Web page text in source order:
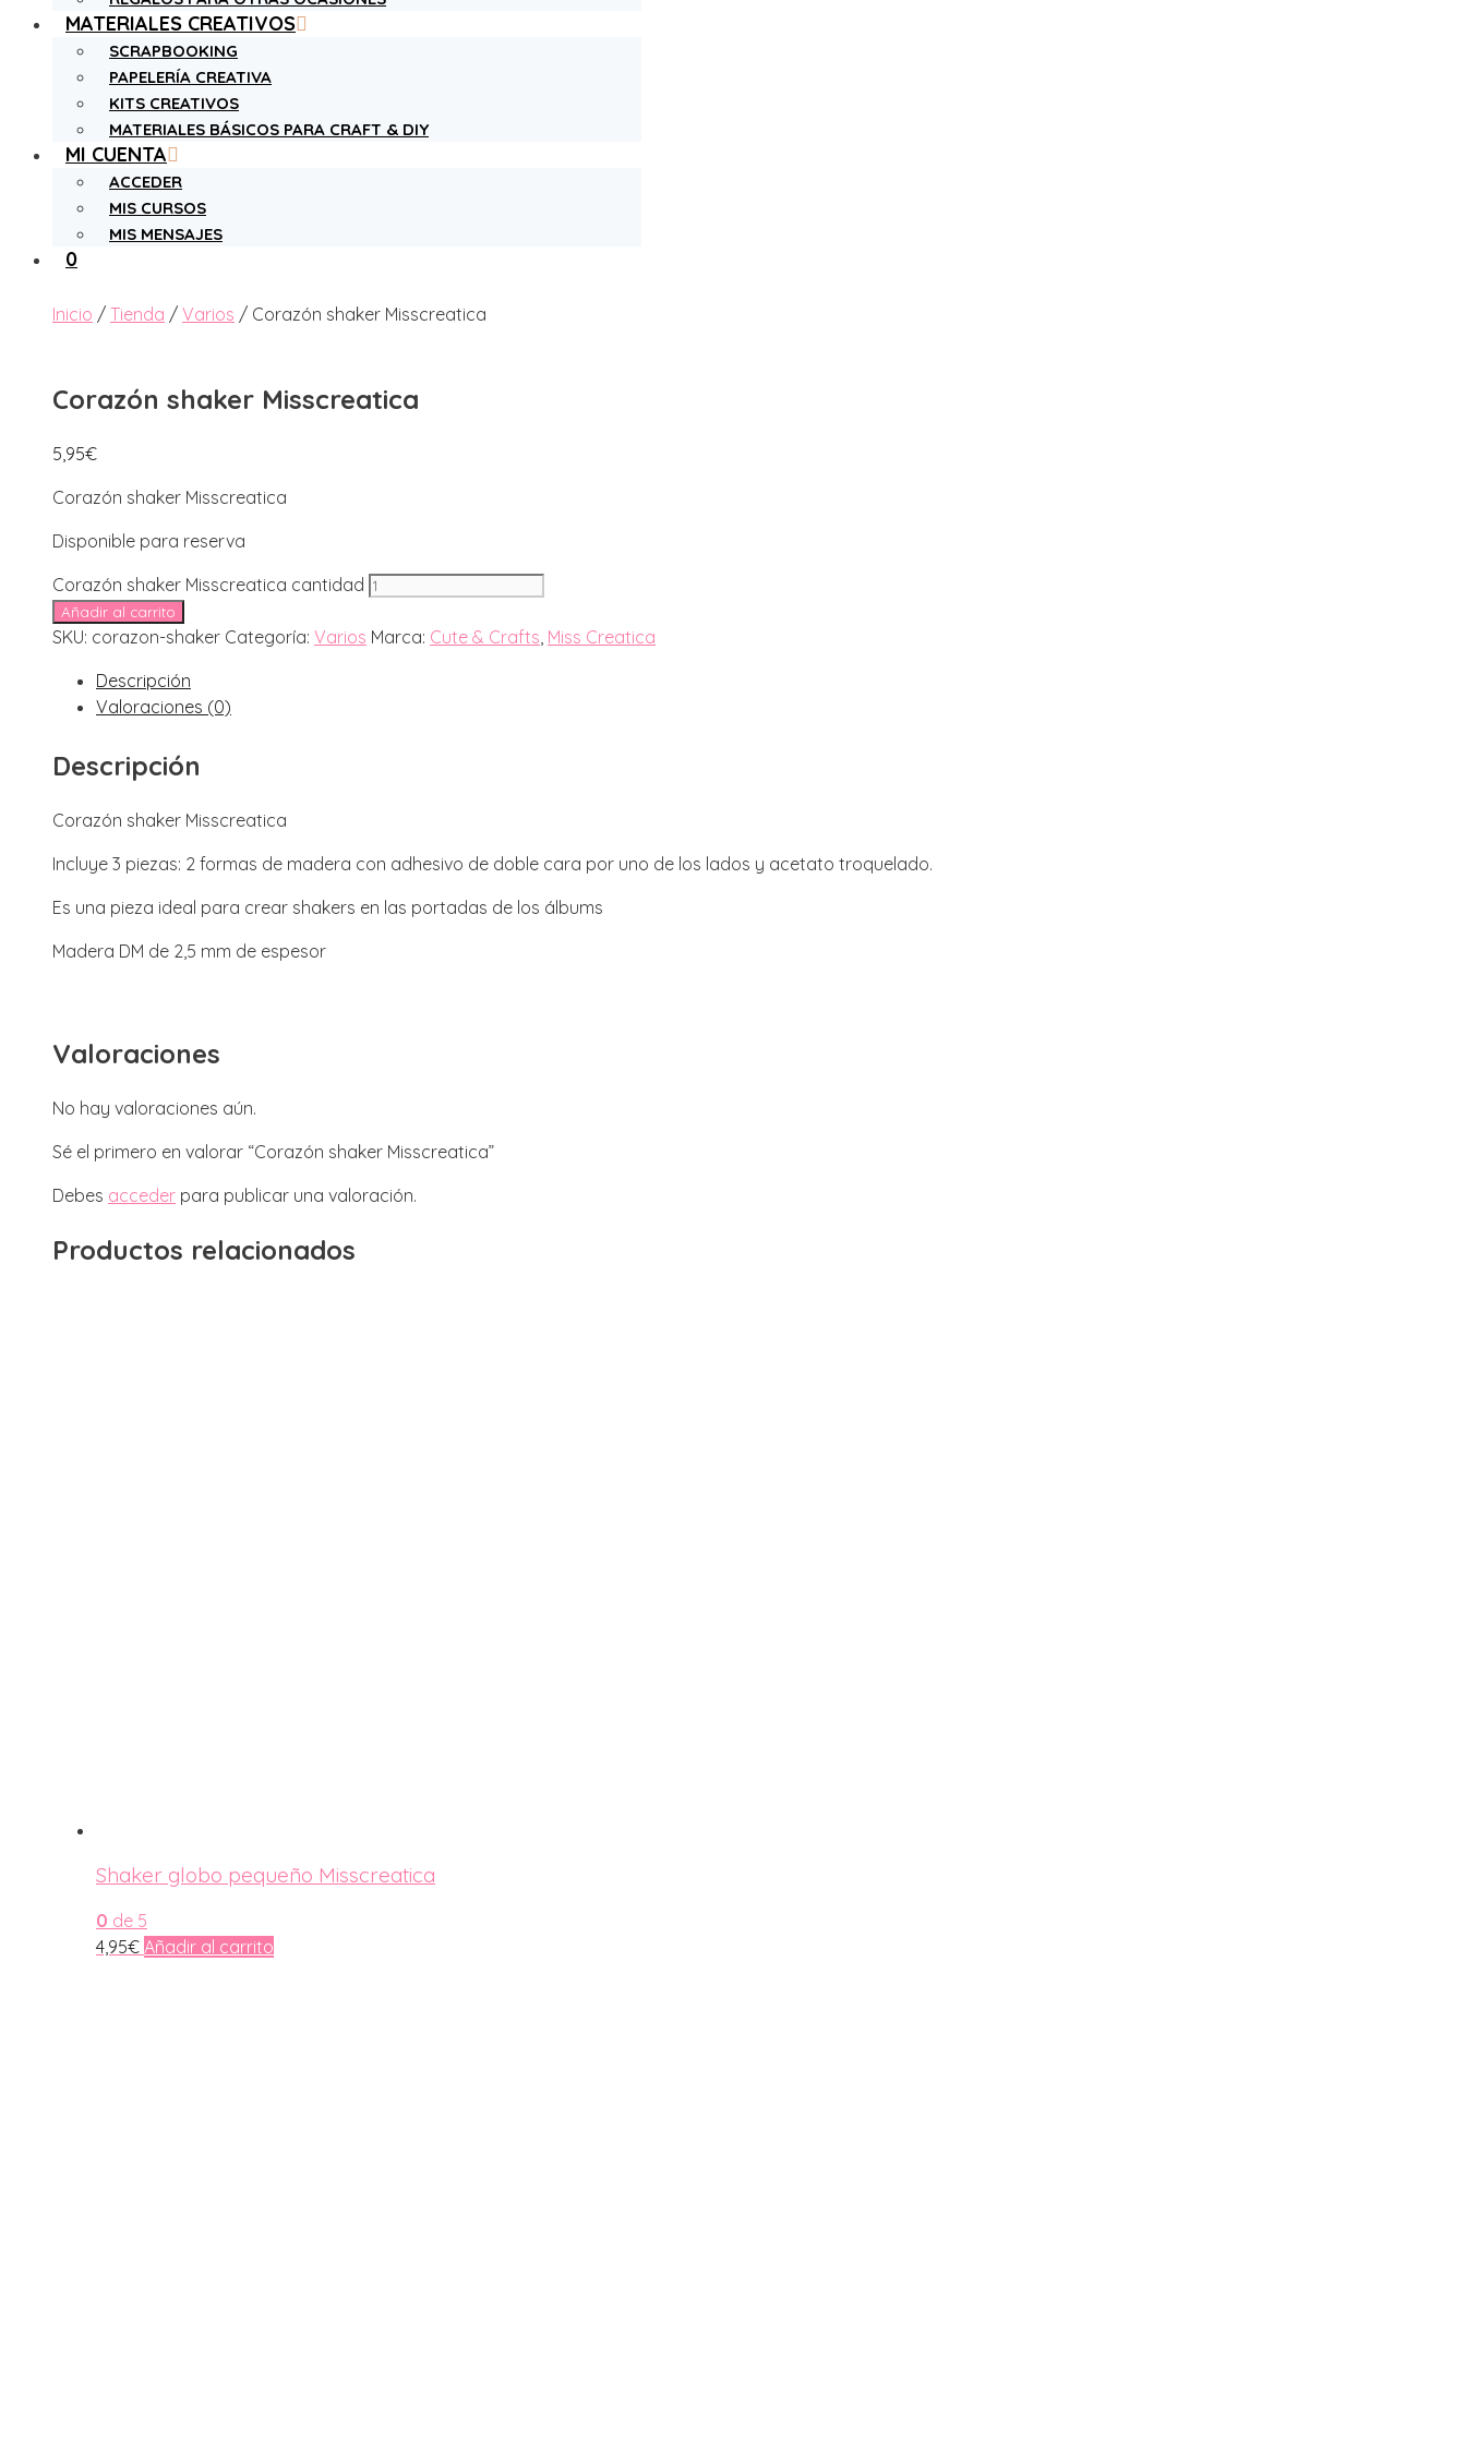
MATERIALES CREATIVOS
SCRAPBOOKING
PAPELERÍA CREATIVA
KITS CREATIVOS
MATERIALES BÁSICOS PARA CRAFT & DIY
MI CUENTA
ACCEDER
MIS CURSOS
MIS MENSAJES
0
Inicio / Tienda / Varios / Corazón shaker Misscreatica
Corazón shaker Misscreatica
5,95€
Corazón shaker Misscreatica
Disponible para reserva
Corazón shaker Misscreatica cantidad
Añadir al carrito
SKU: corazon-shaker Categoría: Varios Marca: Cute & Crafts Miss Creatica
Descripción
Valoraciones (0)
Descripción
Corazón shaker Misscreatica
Incluye 3 piezas: 2 formas de madera con adhesivo de doble cara por uno de los lados y acetato troquelado.
Es una pieza ideal para crear shakers en las portadas de los álbums
Madera DM de 2,5 mm de espesor
Valoraciones
No hay valoraciones aún.
Sé el primero en valorar “Corazón shaker Misscreatica”
Debes acceder para publicar una valoración.
Productos relacionados
Shaker globo pequeño Misscreatica
0 de 5
4,95€ Añadir al carrito